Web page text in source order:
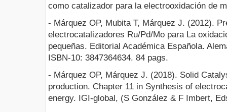
como catalizador para la electrooxidación de
- Márquez OP, Mubita T, Márquez J. (2012).
electrocatalizadores Ru/Pd/Mo para La
pequeñas. Editorial Académica Española.
ISBN-10: 3847364634. 84 pags.
- Márquez OP, Márquez J. (2018). Solid
production. Chapter 11 in Synthesis of
energy. IGI-global, (S González & F Imbert,